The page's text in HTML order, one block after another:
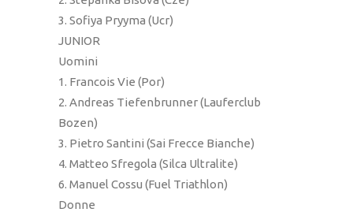
3. Sofiya Pryyma (Ucr)
JUNIOR
Uomini
1. Francois Vie (Por)
2. Andreas Tiefenbrunner (Lauferclub
Bozen)
3. Pietro Santini (Sai Frecce Bianche)
4. Matteo Sfregola (Silca Ultralite)
6. Manuel Cossu (Fuel Triathlon)
Donne